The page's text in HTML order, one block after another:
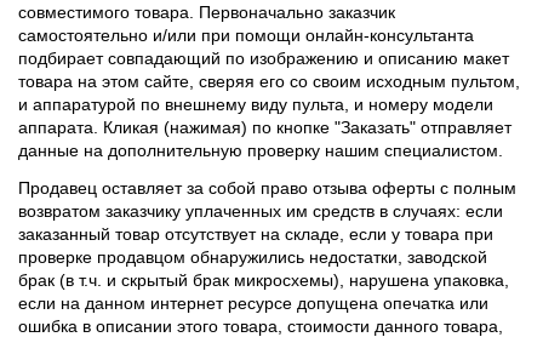
совместимого товара. Первоначально заказчик
самостоятельно и/или при помощи онлайн-консультанта
подбирает совпадающий по изображению и описанию макет
товара на этом сайте, сверяя его со своим исходным пультом,
и аппаратурой по внешнему виду пульта, и номеру модели
аппарата. Кликая (нажимая) по кнопке "Заказать" отправляет
данные на дополнительную проверку нашим специалистом.
Продавец оставляет за собой право отзыва оферты с полным
возвратом заказчику уплаченных им средств в случаях: если
заказанный товар отсутствует на складе, если у товара при
проверке продавцом обнаружились недостатки, заводской
брак (в т.ч. и скрытый брак микросхемы), нарушена упаковка,
если на данном интернет ресурсе допущена опечатка или
ошибка в описании этого товара, стоимости данного товара,